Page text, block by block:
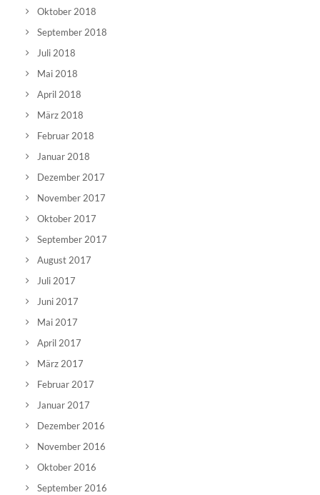
Oktober 2018
September 2018
Juli 2018
Mai 2018
April 2018
März 2018
Februar 2018
Januar 2018
Dezember 2017
November 2017
Oktober 2017
September 2017
August 2017
Juli 2017
Juni 2017
Mai 2017
April 2017
März 2017
Februar 2017
Januar 2017
Dezember 2016
November 2016
Oktober 2016
September 2016